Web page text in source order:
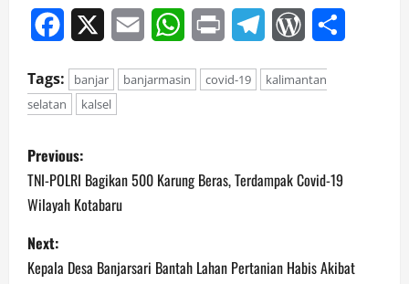
Facebook Email WhatsApp
Print TelegramWordPress
Tags: banjar banjarmasin covid-19
kalimantan
selatan
kalsel
P
o
s
t
Previous:
TNI-POLRI Bagikan 500 Karung Beras, Terdampak Covid-19
Wilayah Kotabaru
Next:
Kepala Desa Banjarsari Bantah Lahan Pertanian Habis Akibat